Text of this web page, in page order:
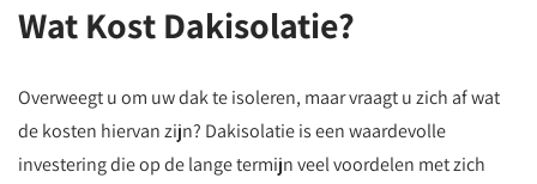
Wat Kost Dakisolatie?
Overweegt u om uw dak te isoleren, maar vraagt u zich af wat
de kosten hiervan zijn? Dakisolatie is een waardevolle
investering die op de lange termijn veel voordelen met zich